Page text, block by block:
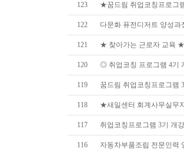
123 ★꿈드림 취업코칭프로그
122 다문화 퓨전디저트 양성과
121 ★ 찾아가는 근로자 교육
120 ◎ 취업코칭 프로그램 4기
119 꿈드림 취업코칭프로그램
118 ★새일센터 회계사무실무
117 취업코칭프로그램 3기 개
116 자동차부품조립 전문인력